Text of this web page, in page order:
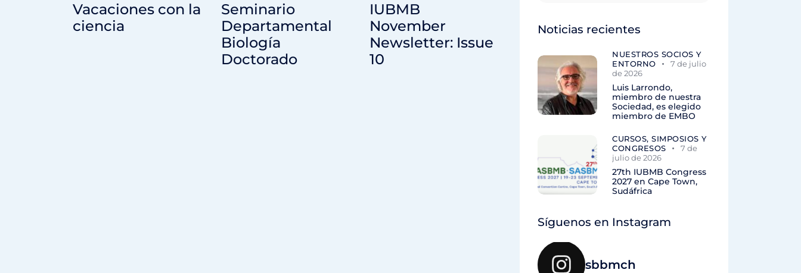
Vacaciones con la
ciencia
Seminario
Departamental
Biología
Doctorado
IUBMB
November
Newsletter: Issue
10
Noticias recientes
NUESTROS SOCIOS Y
ENTORNO
7 de julio
de 2026
Luis Larrondo,
miembro de nuestra
Sociedad, es elegido
miembro de EMBO
CURSOS, SIMPOSIOS Y
CONGRESOS
7 de
julio de 2026
27th IUBMB Congress
2027 en Cape Town,
Sudáfrica
Síguenos en Instagram
sbbmch